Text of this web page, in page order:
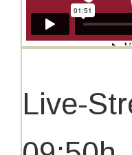
Live-